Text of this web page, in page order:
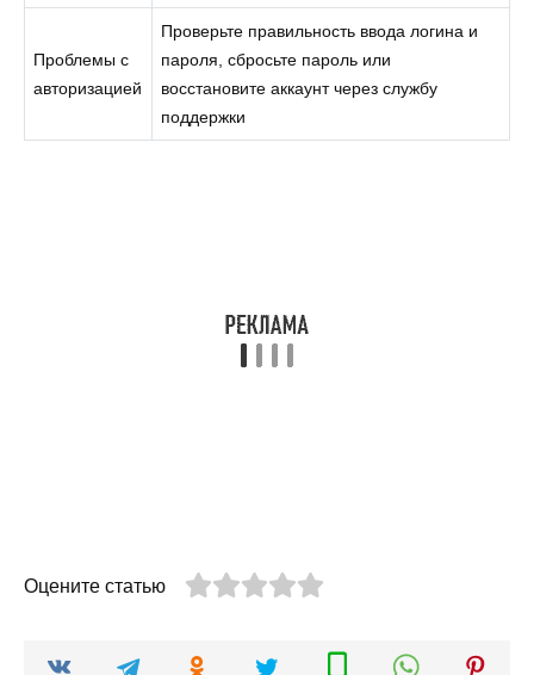
Проблемы с
авторизацией
Проверьте правильность ввода логина и
пароля, сбросьте пароль или
восстановите аккаунт через службу
поддержки
Оцените статью